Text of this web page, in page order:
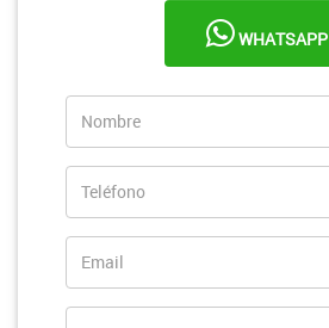
WHATSAPP